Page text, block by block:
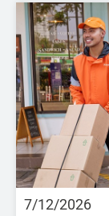
7/12/2026